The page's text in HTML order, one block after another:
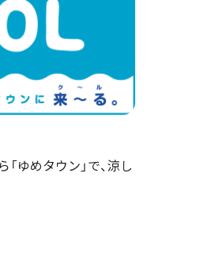
「ゆめタウン」で、涼し